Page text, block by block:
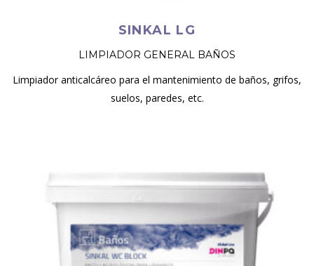
SINKAL LG
LIMPIADOR GENERAL BAÑOS
Limpiador anticalcáreo para el mantenimiento de baños, grifos,
suelos, paredes, etc.